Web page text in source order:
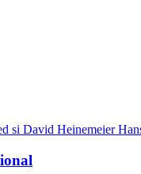
si David Heinemeier